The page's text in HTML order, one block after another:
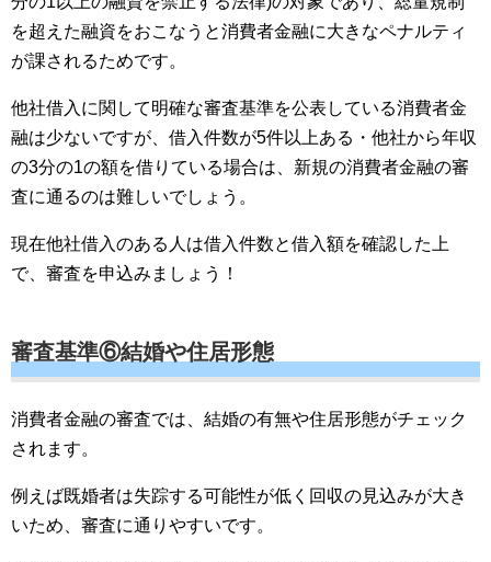
を超えた融資をおこなうと消費者金融に大きなペナルティ
が課されるためです。
他社借入に関して明確な審査基準を公表している消費者金
融は少ないですが、借入件数が5件以上ある・他社から年収
の3分の1の額を借りている場合は、新規の消費者金融の審
査に通るのは難しいでしょう。
現在他社借入のある人は借入件数と借入額を確認した上
で、審査を申込みましょう！
審査基準⑥結婚や住居形態
消費者金融の審査では、結婚の有無や住居形態がチェック
されます。
例えば既婚者は失踪する可能性が低く回収の見込みが大き
いため、審査に通りやすいです。